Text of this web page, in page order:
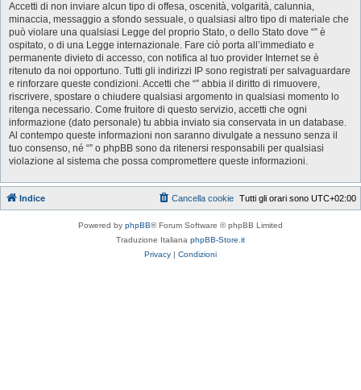
Accetti di non inviare alcun tipo di offesa, oscenità, volgarità, calunnia,
minaccia, messaggio a sfondo sessuale, o qualsiasi altro tipo di materiale che
può violare una qualsiasi Legge del proprio Stato, o dello Stato dove “” è
ospitato, o di una Legge internazionale. Fare ciò porta all’immediato e
permanente divieto di accesso, con notifica al tuo provider Internet se è
ritenuto da noi opportuno. Tutti gli indirizzi IP sono registrati per salvaguardare
e rinforzare queste condizioni. Accetti che “” abbia il diritto di rimuovere,
riscrivere, spostare o chiudere qualsiasi argomento in qualsiasi momento lo
ritenga necessario. Come fruitore di questo servizio, accetti che ogni
informazione (dato personale) tu abbia inviato sia conservata in un database.
Al contempo queste informazioni non saranno divulgate a nessuno senza il
tuo consenso, né “” o phpBB sono da ritenersi responsabili per qualsiasi
violazione al sistema che possa compromettere queste informazioni.
Indice Tutti gli orari sono UTC+02:00
Cancella cookie
Powered by phpBB® Forum Software © phpBB Limited
Traduzione Italiana phpBB-Store.it
Privacy | Condizioni